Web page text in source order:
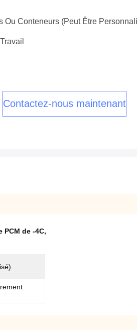
Ou Conteneurs (peut Être
Contactez-nous maintenant
PCM de -4C,